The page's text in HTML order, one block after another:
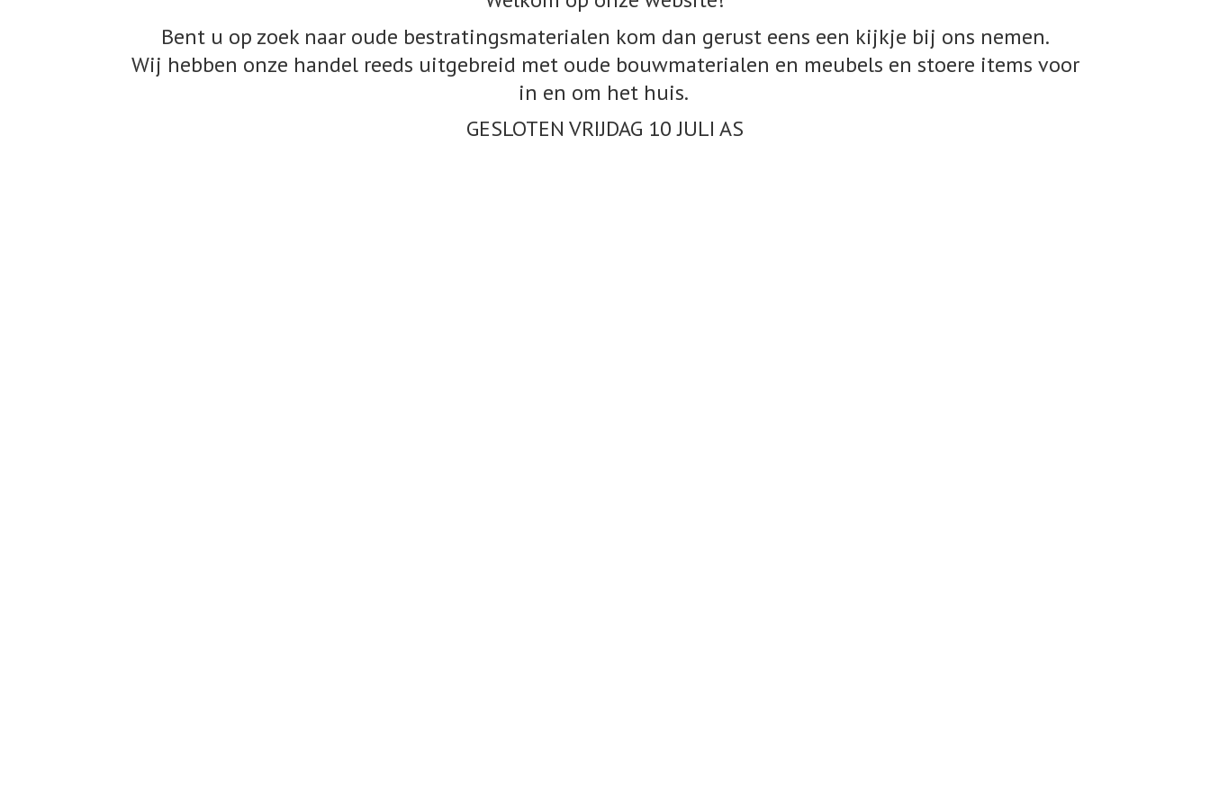
Bent u op zoek naar oude bestratingsmaterialen kom dan gerust eens een kijkje bij ons nemen.
Wij hebben onze handel reeds uitgebreid met oude bouwmaterialen en meubels en stoere items voor
in en om het huis.
GESLOTEN VRIJDAG 10JULI AS